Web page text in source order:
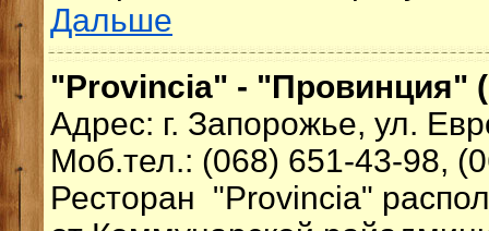
Дальше
"Provincia" - "Провинция"
Адрес: г. Запорожье, ул.
Моб.тел.: (068) 651-43-98,
Ресторан "Provincia"